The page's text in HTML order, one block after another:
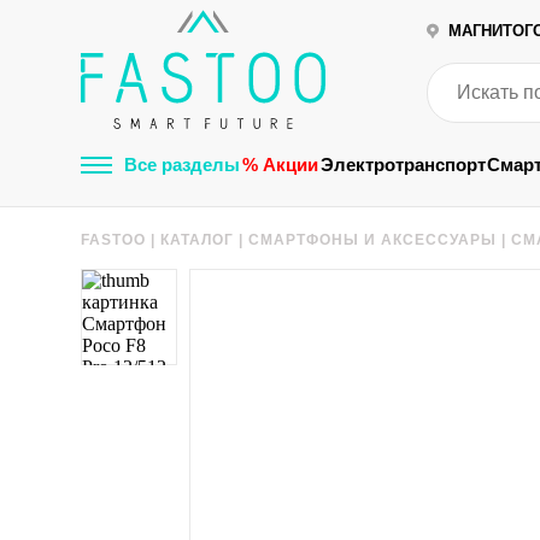
Все разделы% АкцииЭлектротранспорт
FASTOO КАТАЛОГ |СМАРТФОНЫ И АКСЕССУАРЫ |